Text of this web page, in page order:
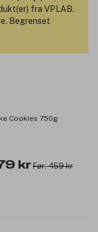
fra VPLAB.
Begrenset
Cookies 750g
kr Før: 459 kr